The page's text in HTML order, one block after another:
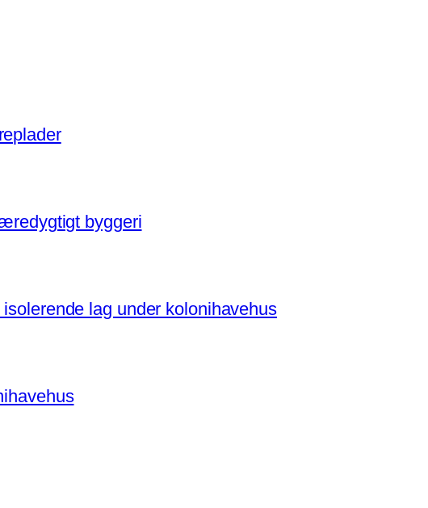
byggeri
lag under kolonihavehus